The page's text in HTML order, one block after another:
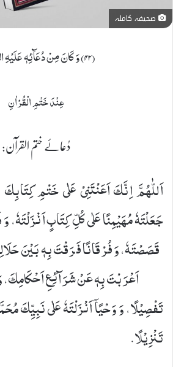
صحیفہ کاملہ
(۴۲) وَ كَانَ مِنْ دُعَآئِهٖ عَلَیْهِ السَّلَامُ
عِنْدَ خَتْمِ الْقُرْاٰنِ
دُعائے ختم القرآن:
اَللّٰهُمَّ اِنَّكَ اَعَنْتَنِیْ عَلٰى خَتْمِ كِتَابِكَ
جَعَلْتَهٗ مُهَیْمِنًا عَلٰى كُلِّ كِتَابٍ
قَصَصْتَهٗ، وَ فُرْقَانًا فَرَقْتَ بِهٖ بَیْنَ
اَعْرَبْتَ بِهٖ عَنْ شَرَآئِعِ اَحْكَامِكَ،
تَفْصِیْلًا، وَ وَحْیًاۤ اَنْزَلْتَهٗ عَلٰى نَبِیِّكَ
تَنْزِیْلًا.